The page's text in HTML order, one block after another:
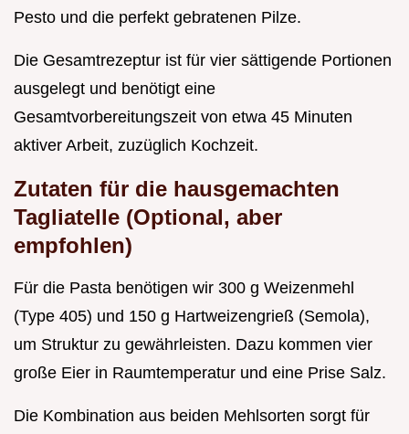
Pesto und die perfekt gebratenen Pilze.
Die Gesamtrezeptur ist für vier sättigende Portionen
ausgelegt und benötigt eine
Gesamtvorbereitungszeit von etwa 45 Minuten
aktiver Arbeit, zuzüglich Kochzeit.
Zutaten für die hausgemachten
Tagliatelle (Optional, aber
empfohlen)
Für die Pasta benötigen wir 300 g Weizenmehl
(Type 405) und 150 g Hartweizengrieß (Semola),
um Struktur zu gewährleisten. Dazu kommen vier
große Eier in Raumtemperatur und eine Prise Salz.
Die Kombination aus beiden Mehlsorten sorgt für